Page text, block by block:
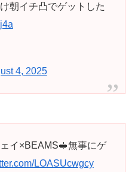
朝イチ凸でゲットした
4, 2025
イ×BEAMS🥪無事にゲ
LOASUcwgcy